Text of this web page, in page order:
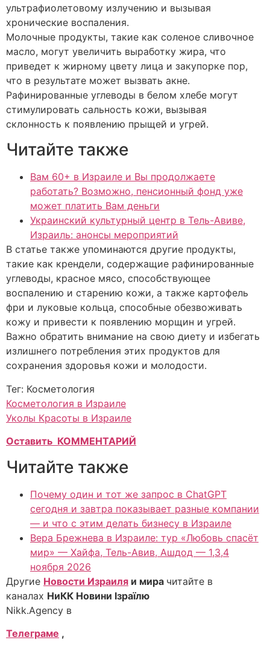
ультрафиолетовому излучению и вызывая
хронические воспаления.
Молочные продукты, такие как соленое сливочное
масло, могут увеличить выработку жира, что
приведет к жирному цвету лица и закупорке пор,
что в результате может вызвать акне.
Рафинированные углеводы в белом хлебе могут
стимулировать сальность кожи, вызывая
склонность к появлению прыщей и угрей.
Читайте также
Вам 60+ в Израиле и Вы продолжаете
работать? Возможно, пенсионный фонд уже
может платить Вам деньги
Украинский культурный центр в Тель-Авиве,
Израиль: анонсы мероприятий
В статье также упоминаются другие продукты,
такие как крендели, содержащие рафинированные
углеводы, красное мясо, способствующее
воспалению и старению кожи, а также картофель
фри и луковые кольца, способные обезвоживать
кожу и привести к появлению морщин и угрей.
Важно обратить внимание на свою диету и избегать
излишнего потребления этих продуктов для
сохранения здоровья кожи и молодости.
Тег: Косметология
Косметология в Израиле
Уколы Красоты в Израиле
Оставить КОММЕНТАРИЙ
Читайте также
Почему один и тот же запрос в ChatGPT
сегодня и завтра показывает разные компании
— и что с этим делать бизнесу в Израиле
Вера Брежнева в Израиле: тур «Любовь спасёт
мир» — Хайфа, Тель-Авив, Ашдод — 1,3,4
ноября 2026
Другие Новости Израиля и мира читайте в
каналах НиКК Новини Ізраїлю
Nikk.Agency в
Телеграме ,